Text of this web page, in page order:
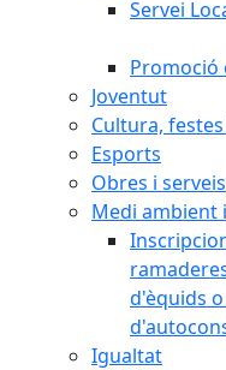
Servei
Promoció
Joventut
Cultura,
Esports
Obres i serveis
Medi ambient
d'èquids
Igualtat